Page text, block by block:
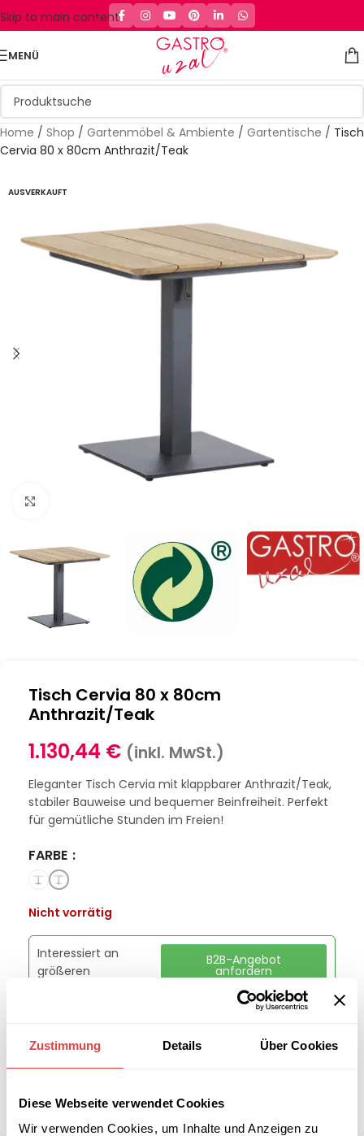
Zustimmung Details Über Cookies
Diese Webseite verwendet Cookies
Wir verwenden Cookies, um Inhalte und Anzeigen zu
Skip to main content
MENÜ
Home / Shop / Gartenmöbel & Ambiente / Gartentische / Tisch
Cervia 80 x 80cm Anthrazit/Teak
AUSVERKAUFT
Tisch Cervia 80 x 80cm
Anthrazit/Teak
1.130,44 € (inkl. MwSt.)
Eleganter Tisch Cervia mit klappbarer Anthrazit/Teak,
stabiler Bauweise und bequemer Beinfreiheit. Perfekt
für gemütliche Stunden im Freien!
FARBE
Nicht vorrätig
Interessiert an
größeren
B2B-Angebot
anfordern
Artikelnummer:
GU43258050
Kategorie: Gartentische
Teilen: